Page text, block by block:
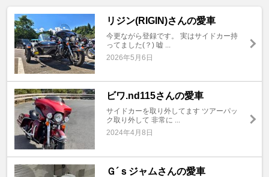
リジン(RIGIN)さんの愛車
今更ながら登録です。 実はサイドカー持
ってました(？) 嘘 ...
2026年5月6日
ビワ.nd115さんの愛車
サイドカーを取り外してます ツアーパッ
ク取り外して 非常に ...
2024年4月8日
Ｇ´ｓジャムさんの愛車